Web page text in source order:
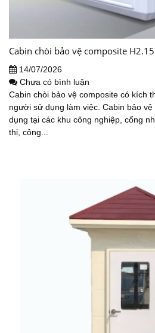
Cabin chòi bảo vệ composite
14/07/2026
Chưa có bình luận
Cabin chòi bảo vệ composite có kích
người sử dụng làm việc. Cabin bảo
dụng tại các khu công nghiệp, cổng
thị, công...